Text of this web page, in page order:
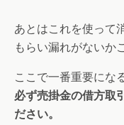
あとはこれを使って
もらい漏れがないか
ここで一番重要にな
必ず売掛金の借方取
ださい。